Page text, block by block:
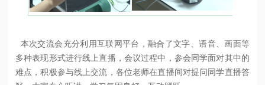
本次交流会充分利用互联网平台，融合了文字、语音、画面等
多种表现形式进行线上直播，会议过程中，参会同学面对其中的
难点，积极参与线上交流，各位老师在直播间对提问同学直播答